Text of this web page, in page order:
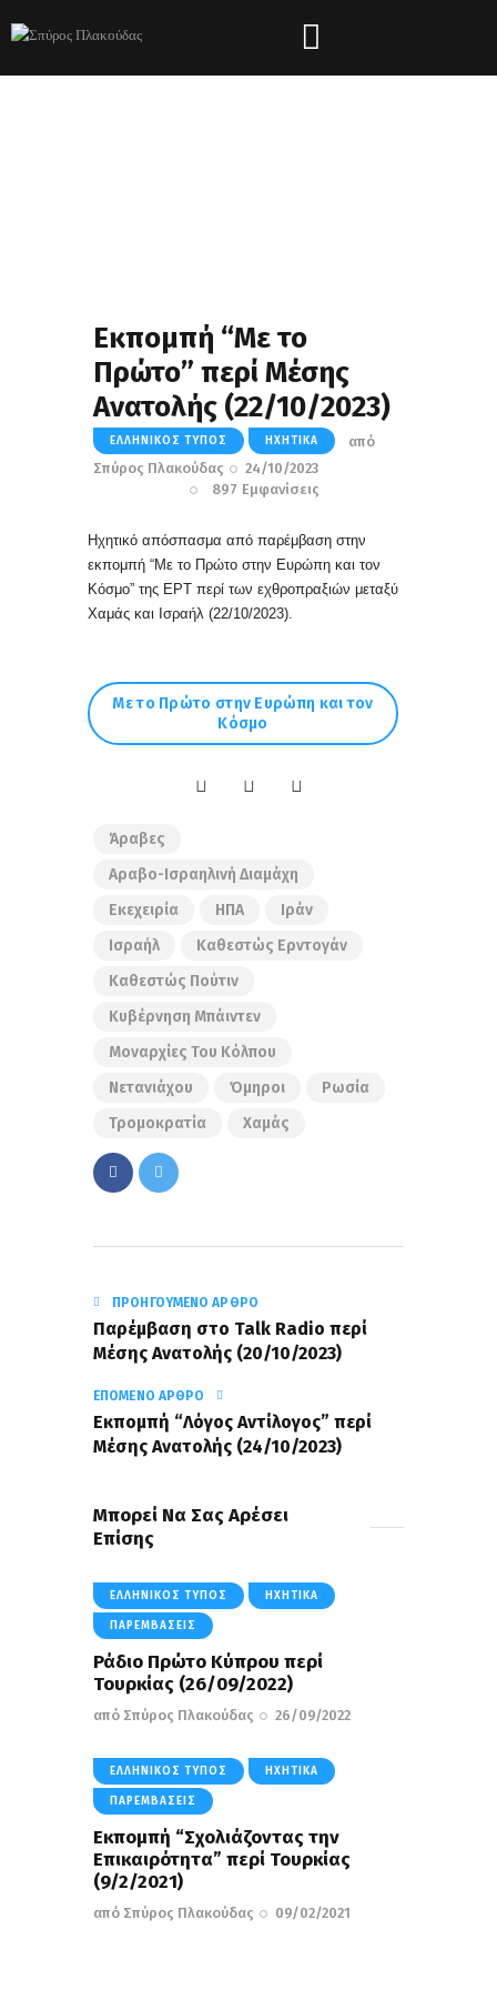
Εκπομπή “Με το
Πρώτο” περί Μέσης
Ανατολής (22/10/2023)
ΕΛΛΗΝΙΚΌΣ ΤΎΠΟΣ ΗΧΗΤΙΚΆ
από
Σπύρος Πλακούδας
24/10/2023
897 Εμφανίσεις
Ηχητικό απόσπασμα από παρέμβαση στην
εκπομπή “Με το Πρώτο στην Ευρώπη και τον
Κόσμο” της ΕΡΤ περί των εχθροπραξιών μεταξύ
Χαμάς και Ισραήλ (22/10/2023).
Με το Πρώτο στην Ευρώπη και τον
Κόσμο
Άραβες
Αραβο-Ισραηλινή Διαμάχη
Εκεχειρία
ΗΠΑ
Ιράν
Ισραήλ
Καθεστώς Ερντογάν
Καθεστώς Πούτιν
Κυβέρνηση Μπάιντεν
Μοναρχίες Του Κόλπου
Νετανιάχου
Όμηροι
Ρωσία
Τρομοκρατία
Χαμάς
ΠΡΟΗΓΟΎΜΕΝΟ ΆΡΘΡΟ
Παρέμβαση στο Talk Radio περί
Μέσης Ανατολής (20/10/2023)
ΕΠΌΜΕΝΟ ΆΡΘΡΟ
Εκπομπή “Λόγος Αντίλογος” περί
Μέσης Ανατολής (24/10/2023)
Μπορεί Να Σας Αρέσει
Επίσης
ΕΛΛΗΝΙΚΌΣ ΤΎΠΟΣ ΗΧΗΤΙΚΆ
ΠΑΡΕΜΒΆΣΕΙΣ
Ράδιο Πρώτο Κύπρου περί
Τουρκίας (26/09/2022)
από Σπύρος Πλακούδας 26/09/2022
ΕΛΛΗΝΙΚΌΣ ΤΎΠΟΣ ΗΧΗΤΙΚΆ
ΠΑΡΕΜΒΆΣΕΙΣ
Εκπομπή “Σχολιάζοντας την
Επικαιρότητα” περί Τουρκίας
(9/2/2021)
από Σπύρος Πλακούδας 09/02/2021